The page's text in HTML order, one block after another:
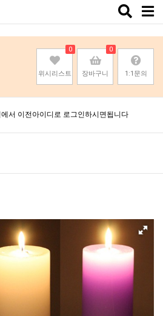
Toggle
위시리스트
0
장바구니
0
1:1문의
서 이전아이디로 로그인하시면됩니다
서 이전아이디로 로그인하시면됩니다
서 이전아이디로 로그인하시면됩니다